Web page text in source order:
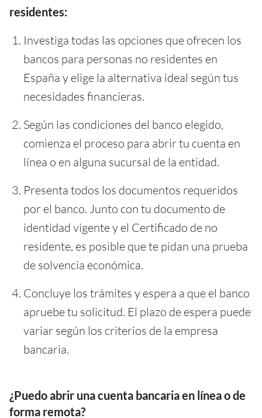
residentes:
Investiga todas las opciones que ofrecen los
bancos para personas no residentes en
España y elige la alternativa ideal según tus
necesidades financieras.
Según las condiciones del banco elegido,
comienza el proceso para abrir tu cuenta en
línea o en alguna sucursal de la entidad.
Presenta todos los documentos requeridos
por el banco. Junto con tu documento de
identidad vigente y el Certificado de no
residente, es posible que te pidan una prueba
de solvencia económica.
Concluye los trámites y espera a que el banco
apruebe tu solicitud. El plazo de espera puede
variar según los criterios de la empresa
bancaria.
¿Puedo abrir una cuenta bancaria en línea o de
forma remota?